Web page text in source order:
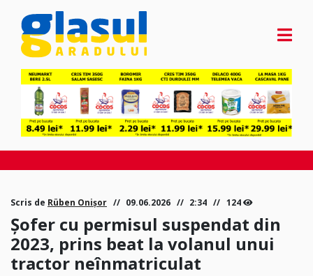
Scris de Rüben Onișor 09.06.2026 2:34 124
Șofer cu permisul suspendat din
2023, prins beat la volanul unui
tractor neînmatriculat